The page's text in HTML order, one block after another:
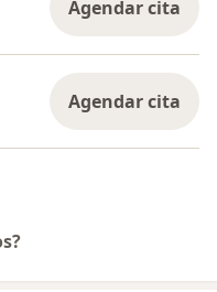
Agendar cita
Agendar cita